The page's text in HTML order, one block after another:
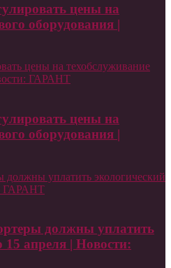
цены на
оборудования |
цены на техобслуживание
ГАРАНТ
цены на
оборудования |
уплатить экологический
ГАРАНТ
должны уплатить
15 апреля | Новости: